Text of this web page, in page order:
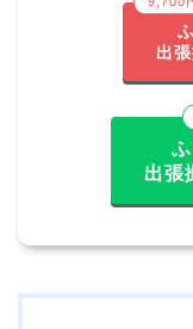
出
出張